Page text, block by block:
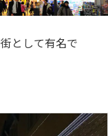
として有名で